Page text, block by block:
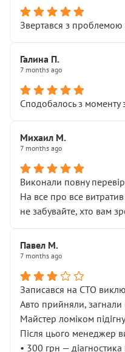
Звертався з проблемою
Галина П.
7 months ago
Сподобалось з моменту
Михаил М.
7 months ago
Виконали повну
На все про все
не забувайте, хто вам
Павел М.
7 months ago
Записався на СТО
Авто прийняли, загнали
Майстер ломіком
Після цього менеджер
• 300 грн — діагностика